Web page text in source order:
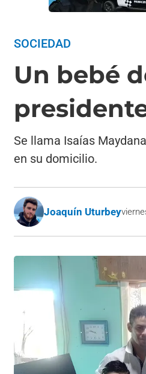
SOCIEDAD
Un bebé
Se llama Isaías
en su domicilio.
Joaquín Uturbey